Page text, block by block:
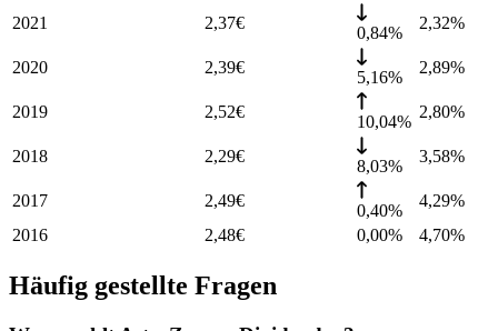
2021 2,37€
0,84%
2,32%
2020 2,39€
5,16%
2,89%
2019 2,52€
10,04%
2,80%
2018 2,29€
8,03%
3,58%
2017 2,49€
0,40%
4,29%
2016
2,48€ 0,00% 4,70%
Häufig gestellte Fragen